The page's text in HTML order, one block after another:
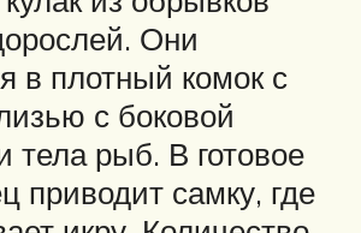
Они
в плотный комок с
с боковой
тела рыб. В готовое
приводит самку, где